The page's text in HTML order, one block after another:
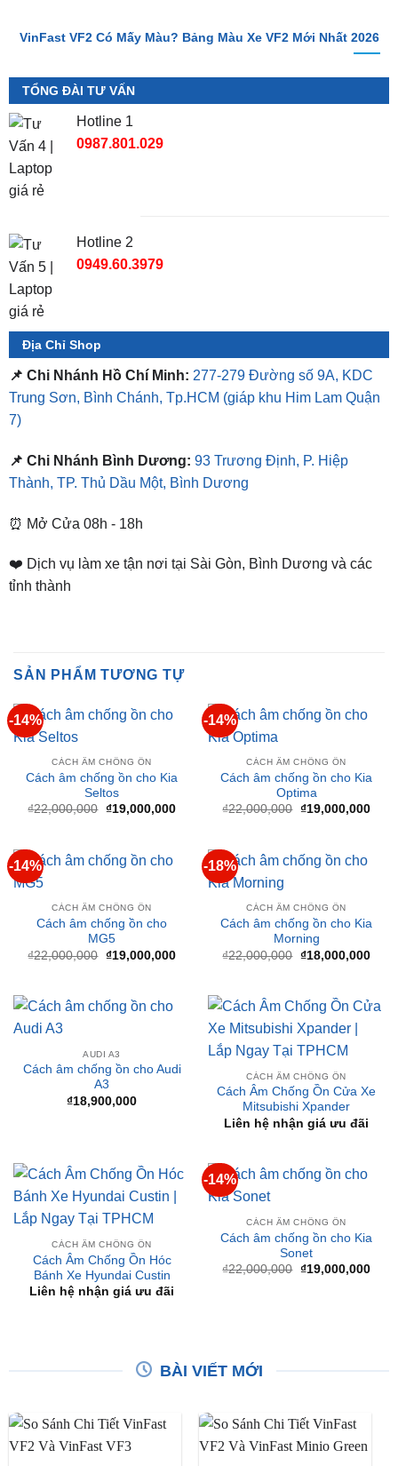
VinFast VF2 Có Mấy Màu? Bảng Màu Xe VF2 Mới Nhất 2026
TỔNG ĐÀI TƯ VẤN
Hotline 1
0987.801.029
Hotline 2
0949.60.3979
Địa Chỉ Shop
📌 Chi Nhánh Hồ Chí Minh: 277-279 Đường số 9A, KDC
Trung Sơn, Bình Chánh, Tp.HCM (giáp khu Him Lam Quận
7)
📌 Chi Nhánh Bình Dương: 93 Trương Định, P. Hiệp
Thành, TP. Thủ Dầu Một, Bình Dương
⏰ Mở Cửa 08h - 18h
❤️ Dịch vụ làm xe tận nơi tại Sài Gòn, Bình Dương và các
tỉnh thành
SẢN PHẨM TƯƠNG TỰ
-14%
CÁCH ÂM CHỐNG ỒN
Cách âm chống ồn cho Kia
Seltos
₫22,000,000 Giá
₫19,000,000Giá
₫19,000,000.
-14%
CÁCH ÂM CHỐNG ỒN
Cách âm chống ồn cho Kia
Optima
₫22,000,000 Giá
₫19,000,000Giá
-14%
CÁCH ÂM CHỐNG ỒN
Cách âm chống ồn cho
MG5
₫22,000,000 Giá
₫19,000,000Giá
₫19,000,000.
-18%
CÁCH ÂM CHỐNG ỒN
Cách âm chống ồn cho Kia
Morning
₫22,000,000 Giá
₫18,000,000Giá
AUDI A3
Cách âm chống ồn cho Audi
A3
₫18,900,000
CÁCH ÂM CHỐNG ỒN
Cách Âm Chống Ồn Cửa Xe
Mitsubishi Xpander
Liên hệ nhận giá ưu đãi
CÁCH ÂM CHỐNG ỒN
Cách Âm Chống Ồn Hóc
Bánh Xe Hyundai Custin
Liên hệ nhận giá ưu đãi
-14%
CÁCH ÂM CHỐNG ỒN
Cách âm chống ồn cho Kia
Sonet
₫22,000,000 Giá
₫19,000,000Giá
BÀI VIẾT MỚI